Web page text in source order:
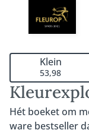
Hét boeket om
ware bestseller
Klein
53,98